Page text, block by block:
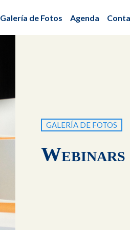
Galería de Fotos Agenda
GALERÍA DE FOTOS
Webinars